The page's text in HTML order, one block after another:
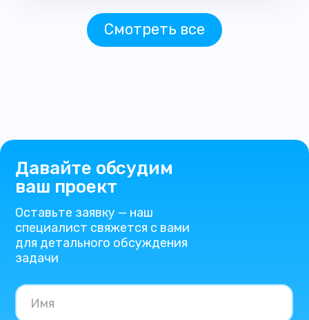
Смотреть все
Давайте обсудим
ваш проект
Оставьте заявку — наш
специалист свяжется с вами
для детального обсуждения
задачи